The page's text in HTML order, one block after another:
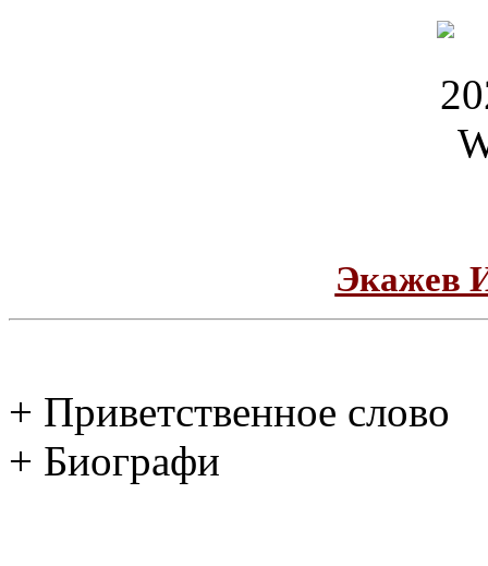
Экажев
+ Приветственное слово
+ Биографи